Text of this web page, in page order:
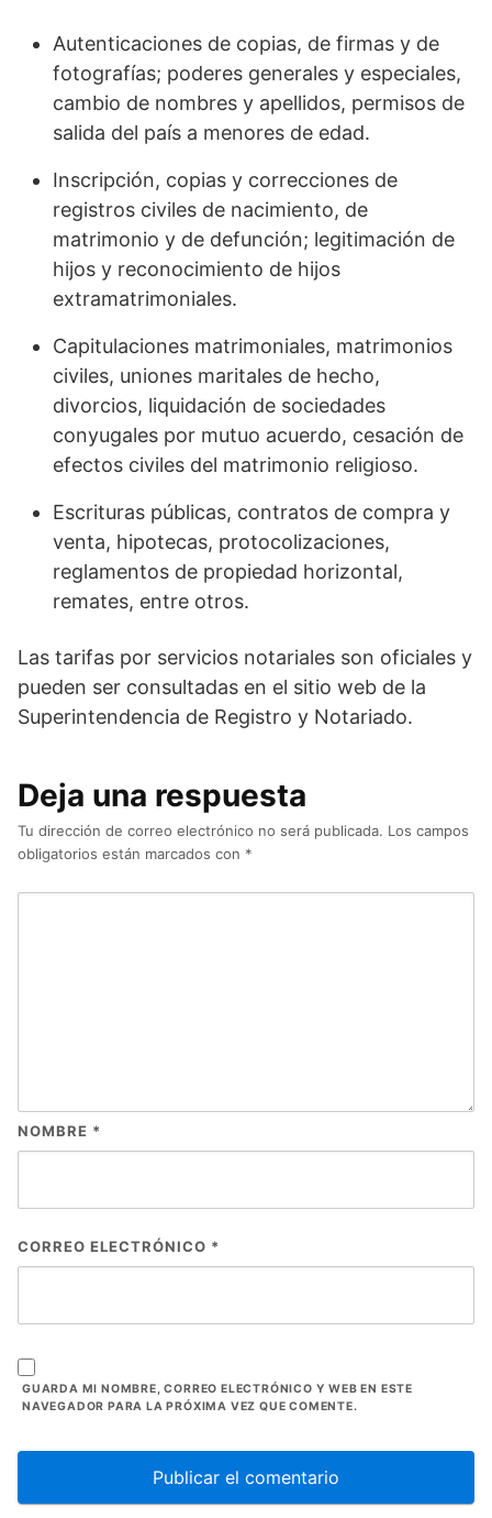
Autenticaciones de copias, de firmas y de
fotografías; poderes generales y especiales,
cambio de nombres y apellidos, permisos de
salida del país a menores de edad.
Inscripción, copias y correcciones de
registros civiles de nacimiento, de
matrimonio y de defunción; legitimación de
hijos y reconocimiento de hijos
extramatrimoniales.
Capitulaciones matrimoniales, matrimonios
civiles, uniones maritales de hecho,
divorcios, liquidación de sociedades
conyugales por mutuo acuerdo, cesación de
efectos civiles del matrimonio religioso.
Escrituras públicas, contratos de compra y
venta, hipotecas, protocolizaciones,
reglamentos de propiedad horizontal,
remates, entre otros.
Las tarifas por servicios notariales son oficiales y
pueden ser consultadas en el sitio web de la
Superintendencia de Registro y Notariado.
Deja una respuesta
Tu dirección de correo electrónico no será publicada. Los campos
obligatorios están marcados con *
NOMBRE *
CORREO ELECTRÓNICO *
GUARDA MI NOMBRE, CORREO ELECTRÓNICO Y WEB EN ESTE
NAVEGADOR PARA LA PRÓXIMA VEZ QUE COMENTE.